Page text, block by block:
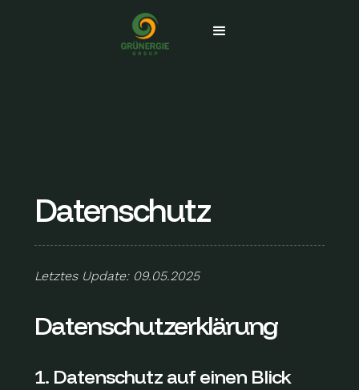
Datenschutz
Letztes Update: 09.05.2025
Datenschutz­erklärung
1. Datenschutz auf einen Blick